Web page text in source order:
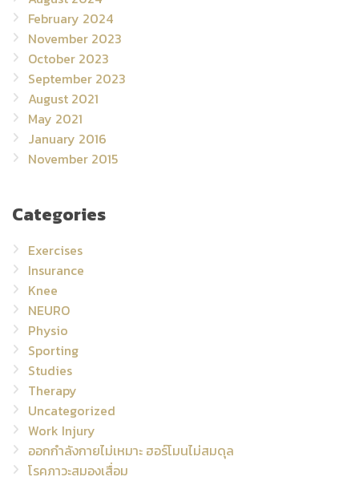
February 2024
November 2023
October 2023
September 2023
August 2021
May 2021
January 2016
November 2015
Categories
Exercises
Insurance
Knee
NEURO
Physio
Sporting
Studies
Therapy
Uncategorized
Work Injury
ออกกำลังกายไม่เหมาะ ฮอร์โมนไม่สมดุล
โรคภาวะสมองเสื่อม